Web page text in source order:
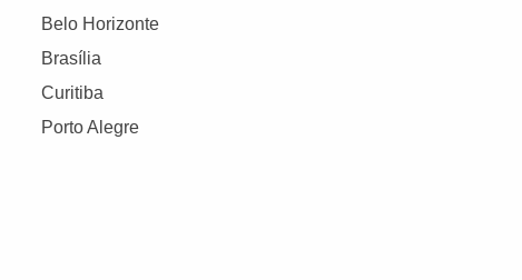
Belo Horizonte
Brasília
Curitiba
Porto Alegre